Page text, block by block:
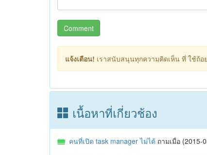
Comment
แจ้งเตือน! เราสนับสนุนทุกความคิดเห็น ที่ ใช้ถ้อ
เนื้อหาที่เกี่ยวช้อง
คนที่เปิด task manager ไม่ได้ ถามเมื่อ (2015-